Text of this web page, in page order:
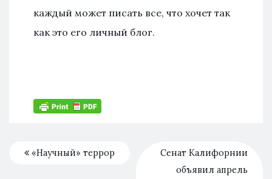
каждый может писать все, что хочет так
как это его личный блог.
«Научный» террор
Сенат Калифорнии
объявил апрель